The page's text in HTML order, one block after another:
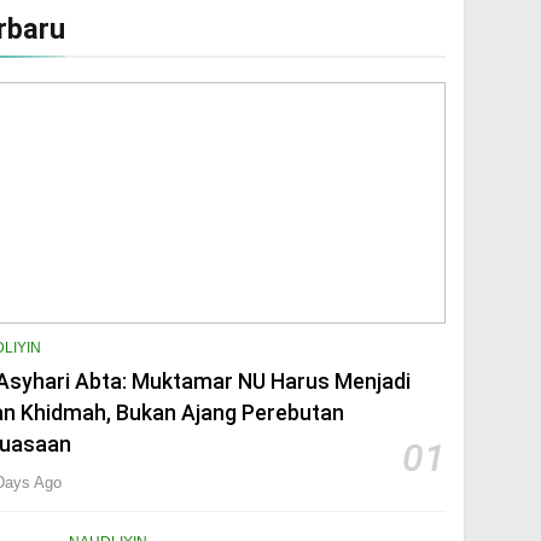
Taaruf Malam Ini
PCNU Sleman
Abta: Muktamar NU Harus Menjadi
Khidmah, Bukan Ajang Perebutan
01
Ago